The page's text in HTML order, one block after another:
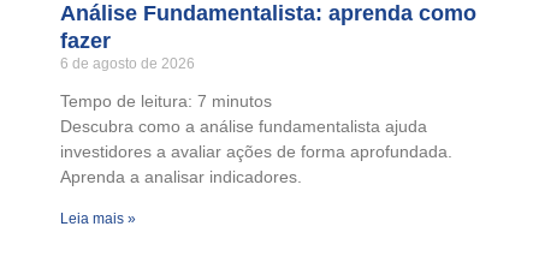
Análise Fundamentalista: aprenda como
fazer
6 de agosto de 2026
Tempo de leitura: 7 minutos
Descubra como a análise fundamentalista ajuda
investidores a avaliar ações de forma aprofundada.
Aprenda a analisar indicadores.
Leia mais »